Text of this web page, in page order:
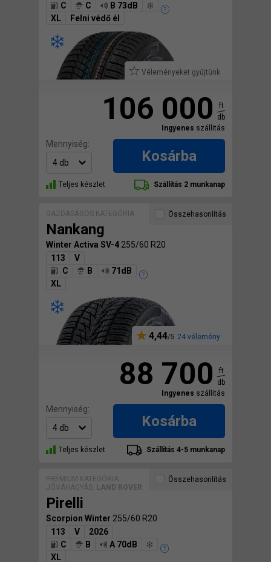
C
C
B 73dB
XL
Felni védő él
Véleményeket gyűjtünk
106 000
ft
db
Ingyenes szállitás
Mennyiség:
Kosárba
Teljes készlet Szállítás 2 munkanap
GAZDASÁGOS KATEGÓRIA
Nankang
Winter Activa SV-4 255/60 R20
113
V
C
B
71dB
XL
4,44 24 vélemény
Összehasonlítás
88 700
ft
db
Ingyenes szállitás
Mennyiség:
Kosárba
Teljes készlet Szállítás 4-5 munkanap
PRÉMIUM KATEGÓRIA
JÓVÁHAGYÁS: LAND ROVER
Pirelli
Scorpion Winter 255/60 R20
113
V
2026
C
B
A 70dB
XL
Összehasonlítás